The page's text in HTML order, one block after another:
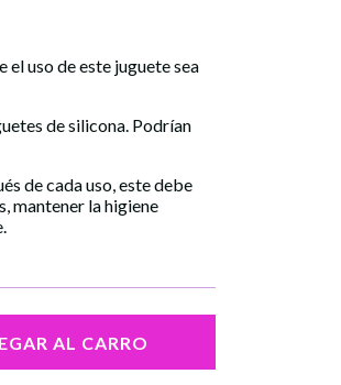
el uso de este juguete sea
de silicona. Podrían
de cada uso, este debe
mantener la higiene
AL CARRO